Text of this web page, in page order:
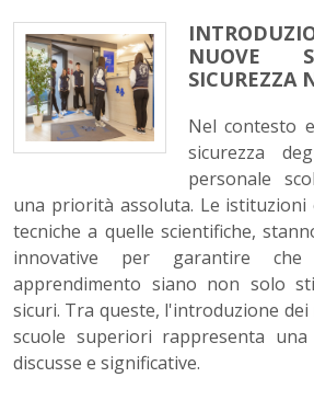
NUOVE
SICUREZZA
Nel contesto
sicurezza
personale
una priorità assoluta. Le istituzioni
tecniche a quelle scientifiche,
innovative per garantire
apprendimento siano non solo
sicuri. Tra queste, l'introduzione
scuole superiori rappresenta
discusse e significative.